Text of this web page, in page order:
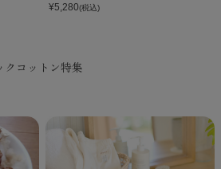
¥5,280(税込)
クコットン特集